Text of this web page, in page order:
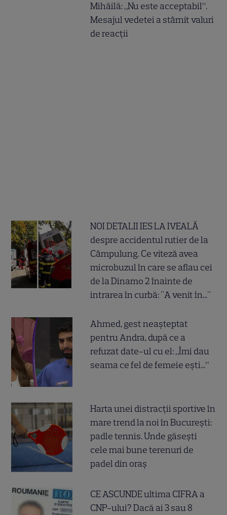
Mihăilă: „Nu este acceptabil”.
Mesajul vedetei a stârnit valuri
de reacții
NOI DETALII IES LA IVEALĂ
despre accidentul rutier de la
Câmpulung. Ce viteză avea
microbuzul în care se aflau cei
de la Dinamo 2 înainte de
intrarea în curbă: "A venit în..."
Ahmed, gest neașteptat
pentru Andra, după ce a
refuzat date-ul cu el: „Îmi dau
seama ce fel de femeie ești...”
Harta unei distracții sportive în
mare trend la noi în București:
padle tennis. Unde găsești
cele mai bune terenuri de
padel din oraș
CE ASCUNDE ultima CIFRA a
CNP-ului? Dacă ai 3 sau 8